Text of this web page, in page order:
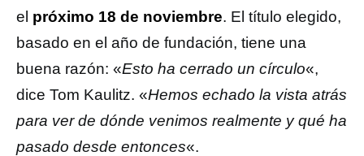
el próximo 18 de noviembre. El título elegido,
basado en el año de fundación, tiene una
buena razón: «Esto ha cerrado un círculo«,
dice Tom Kaulitz. «Hemos echado la vista atrás
para ver de dónde venimos realmente y qué ha
pasado desde entonces«.